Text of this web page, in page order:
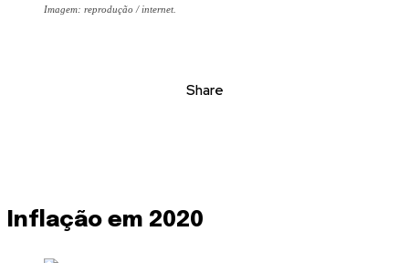
Imagem: reprodução / internet.
Share
Inflação em 2020